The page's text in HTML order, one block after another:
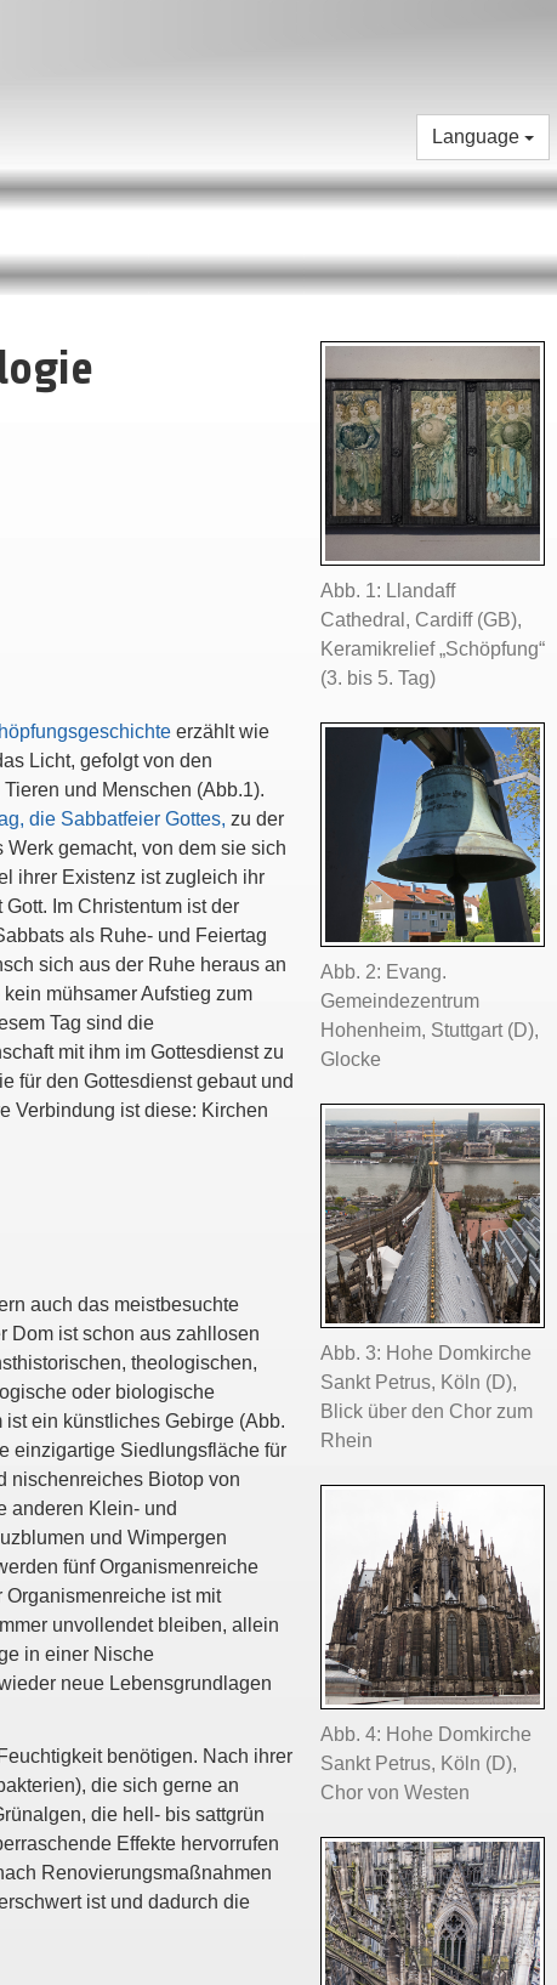
Language
erzählt wie
Licht, gefolgt von den
und Menschen (Abb.1).
die Sabbatfeier Gottes, zu der
gemacht, von dem sie sich
ihrer Existenz ist zugleich ihr
Im Christentum ist der
als Ruhe- und Feiertag
sich aus der Ruhe heraus an
mühsamer Aufstieg zum
Tag sind die
mit ihm im Gottesdienst zu
für den Gottesdienst gebaut und
Verbindung ist diese: Kirchen
auch das meistbesuchte
Dom ist schon aus zahllosen
theologischen,
oder biologische
ein künstliches Gebirge (Abb.
einzigartige Siedlungsfläche für
nischenreiches Biotop von
anderen Klein- und
und Wimpergen
fünf Organismenreiche
ist mit
unvollendet bleiben, allein
in einer Nische
neue Lebensgrundlagen
benötigen. Nach ihrer
die sich gerne an
die hell- bis sattgrün
Effekte hervorrufen
Renovierungsmaßnahmen
ist und dadurch die
Abb. 1: Llandaff
Cathedral, Cardiff (GB),
Keramikrelief „Schöpfung“
(3. bis 5. Tag)
Abb. 2: Evang.
Gemeindezentrum
Hohenheim, Stuttgart (D),
Glocke
Abb. 3: Hohe Domkirche
Sankt Petrus, Köln (D),
Blick über den Chor zum
Rhein
Abb. 4: Hohe Domkirche
Sankt Petrus, Köln (D),
Chor von Westen